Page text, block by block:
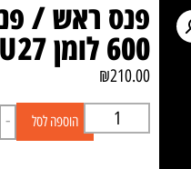
600 לומן NU27
₪210.00
- הוספה לסל